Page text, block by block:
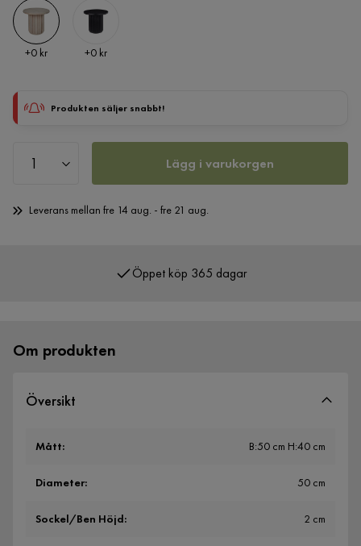
Pris
+0 kr Pris
+0 kr
Produkten säljer snabbt!
Lägg i varukorgen
Leverans mellan fre 14 aug. - fre 21 aug.
Om produkten
Översikt
Mått: B:50 cm H:40 cm
Diameter: 50 cm
Sockel/Ben Höjd: 2 cm